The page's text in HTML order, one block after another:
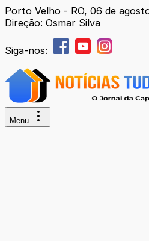
Porto Velho - RO, 06 de
Direção: Osmar Silva
Siga-nos:
Menu